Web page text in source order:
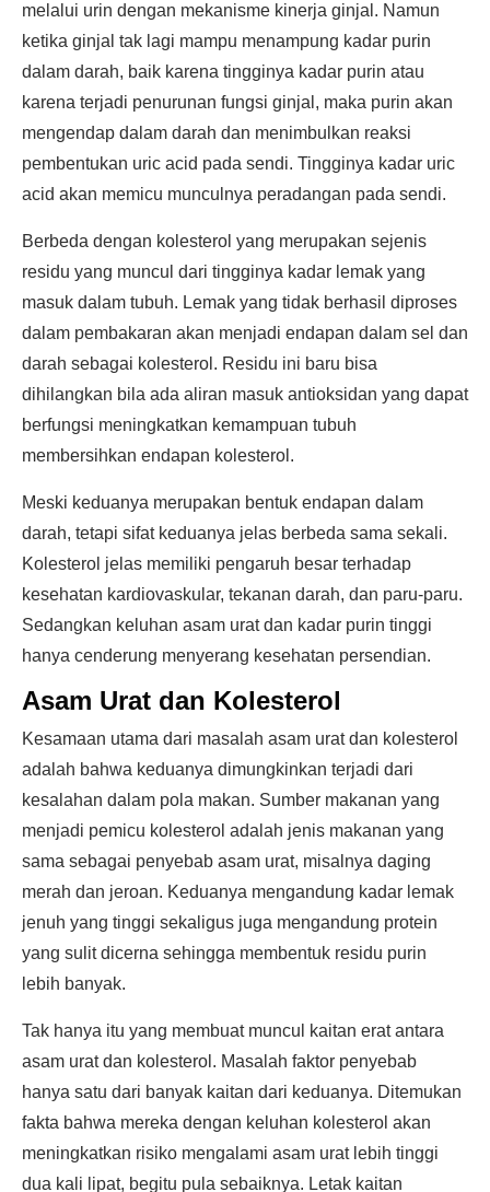
melalui urin dengan mekanisme kinerja ginjal. Namun
ketika ginjal tak lagi mampu menampung kadar purin
dalam darah, baik karena tingginya kadar purin atau
karena terjadi penurunan fungsi ginjal, maka purin akan
mengendap dalam darah dan menimbulkan reaksi
pembentukan uric acid pada sendi. Tingginya kadar uric
acid akan memicu munculnya peradangan pada sendi.
Berbeda dengan kolesterol yang merupakan sejenis
residu yang muncul dari tingginya kadar lemak yang
masuk dalam tubuh. Lemak yang tidak berhasil diproses
dalam pembakaran akan menjadi endapan dalam sel dan
darah sebagai kolesterol. Residu ini baru bisa
dihilangkan bila ada aliran masuk antioksidan yang dapat
berfungsi meningkatkan kemampuan tubuh
membersihkan endapan kolesterol.
Meski keduanya merupakan bentuk endapan dalam
darah, tetapi sifat keduanya jelas berbeda sama sekali.
Kolesterol jelas memiliki pengaruh besar terhadap
kesehatan kardiovaskular, tekanan darah, dan paru-paru.
Sedangkan keluhan asam urat dan kadar purin tinggi
hanya cenderung menyerang kesehatan persendian.
Asam Urat dan Kolesterol
Kesamaan utama dari masalah asam urat dan kolesterol
adalah bahwa keduanya dimungkinkan terjadi dari
kesalahan dalam pola makan. Sumber makanan yang
menjadi pemicu kolesterol adalah jenis makanan yang
sama sebagai penyebab asam urat, misalnya daging
merah dan jeroan. Keduanya mengandung kadar lemak
jenuh yang tinggi sekaligus juga mengandung protein
yang sulit dicerna sehingga membentuk residu purin
lebih banyak.
Tak hanya itu yang membuat muncul kaitan erat antara
asam urat dan kolesterol. Masalah faktor penyebab
hanya satu dari banyak kaitan dari keduanya. Ditemukan
fakta bahwa mereka dengan keluhan kolesterol akan
meningkatkan risiko mengalami asam urat lebih tinggi
dua kali lipat, begitu pula sebaiknya. Letak kaitan